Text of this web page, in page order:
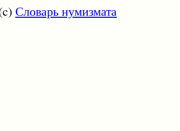
Словарь нумизмата